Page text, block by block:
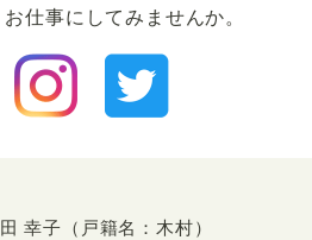
仕事にしてみませんか。
幸子（戸籍名：木村）